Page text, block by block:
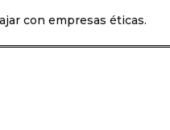
con empresas éticas.